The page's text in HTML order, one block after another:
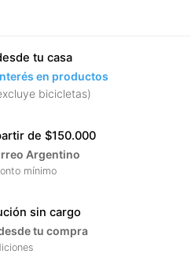
tu casa
en productos
bicicletas)
de $150.000
Argentino
mínimo
sin cargo
tu compra